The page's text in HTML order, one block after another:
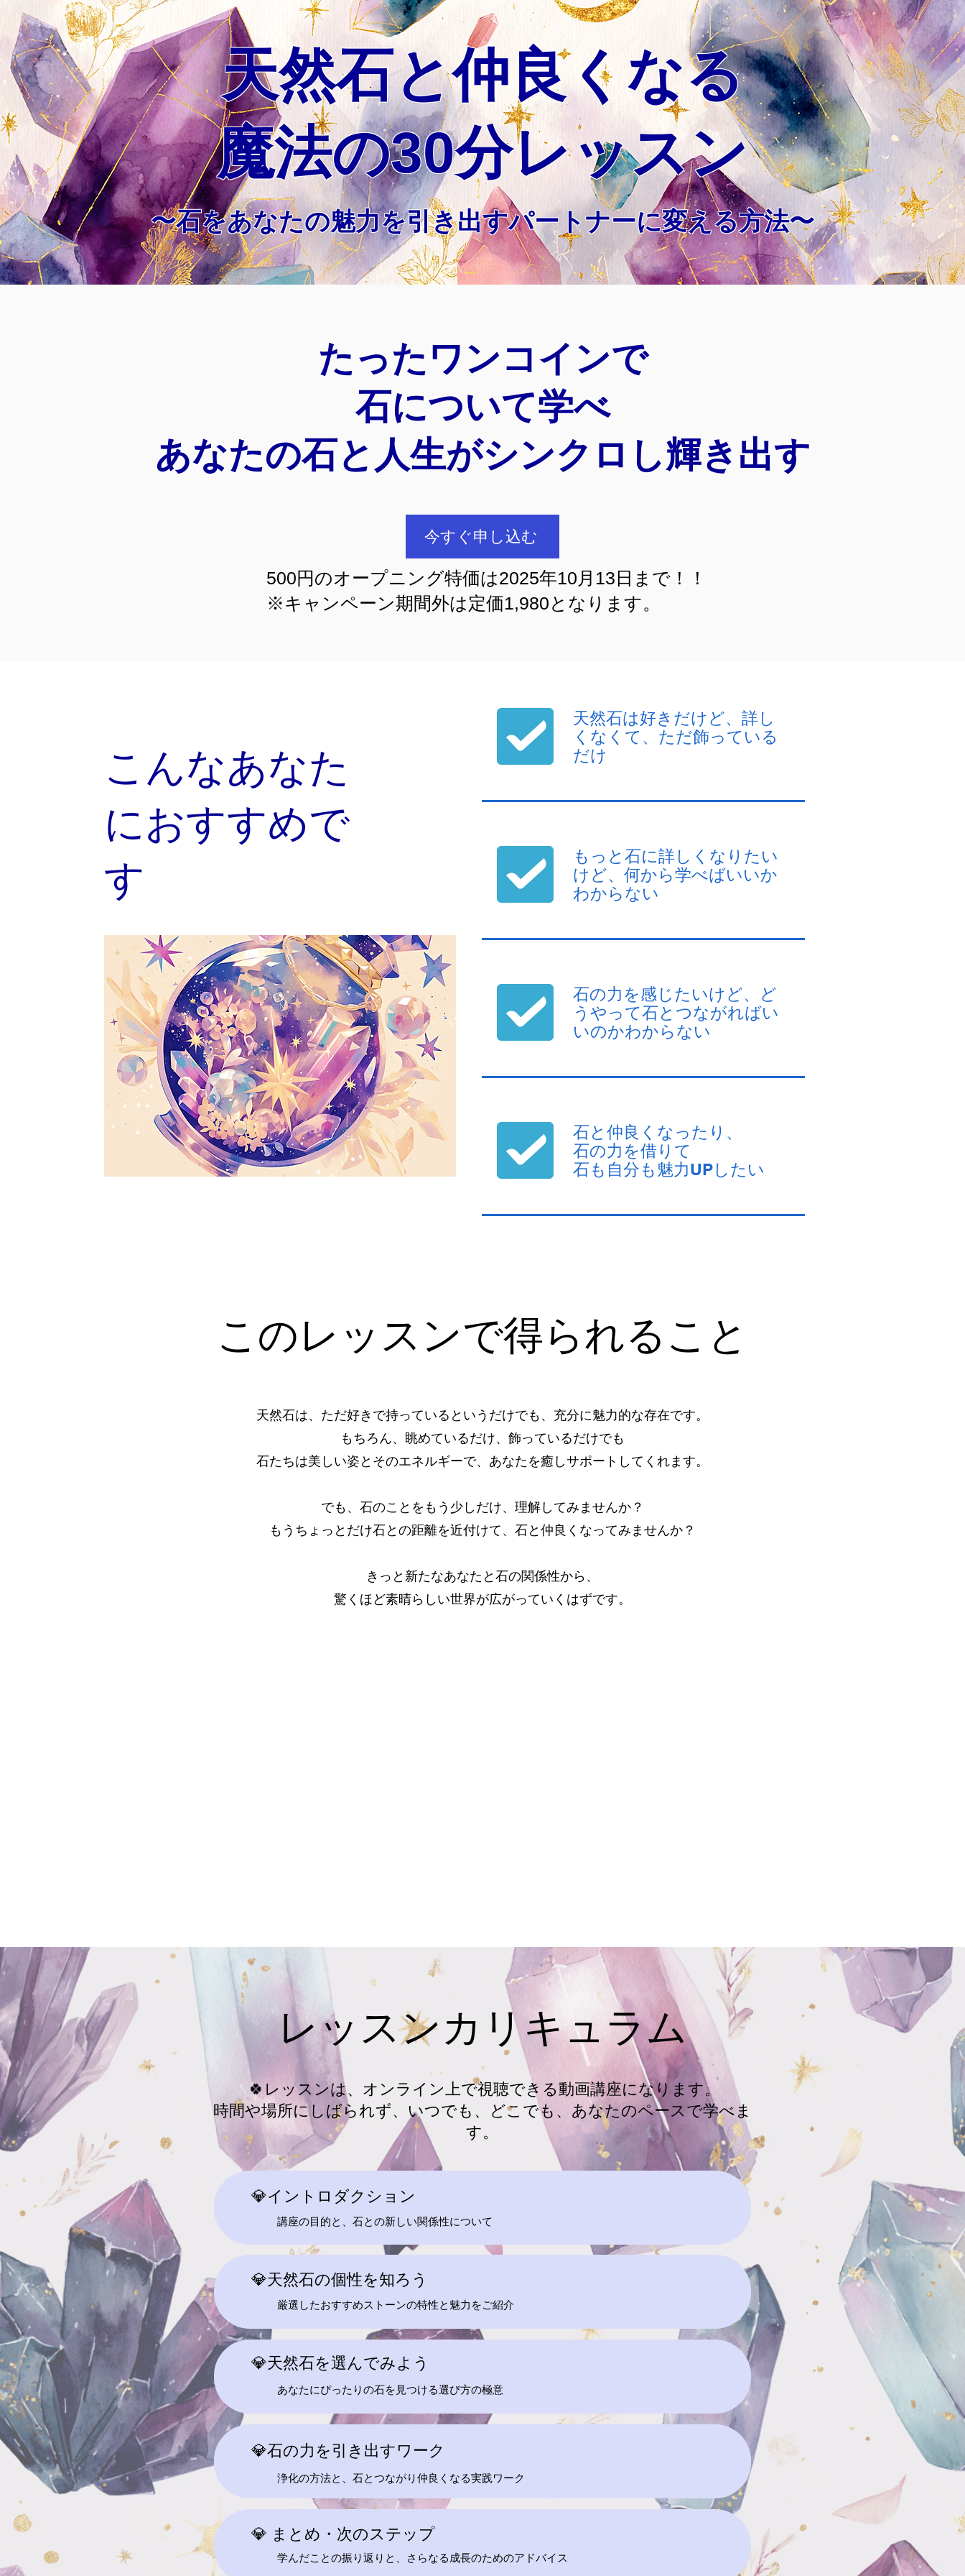
天然石と仲良くなる
魔法の30分レッスン
〜石をあなたの魅力を引き出すパートナーに変える方法〜
​たったワンコインで
石について学べ
あなたの石と人生がシンクロし輝き出す
今すぐ申し込む
500円のオープニング特価は2025年10月13日まで！！
​※キャンペーン期間外は定価1,980となります。
こんなあなた
におすすめで
す
天然石は好きだけど、詳し
くなくて、ただ飾っている
だけ
もっと石に詳しくなりたい
けど、何から学べばいいか
わからない
石の力を感じたいけど、ど
うやって石とつながればい
いのかわからない
石と仲良くなったり、
石の力を借りて
石も自分も魅力UPしたい
このレッスンで得られること
天然石は、ただ好きで持っているというだけでも、充分に魅力的な存在です。
もちろん、眺めているだけ、飾っているだけでも
石たちは美しい姿とそのエネルギーで、あなたを癒しサポートしてくれます。
でも、石のことをもう少しだけ、理解してみませんか？
もうちょっとだけ石との距離を近付けて、石と仲良くなってみませんか？
きっと新たなあなたと石の関係性から、
驚くほど素晴らしい世界が広がっていくはずです。
レッスンカリキュラム
🍀レッスンは、オンライン上で視聴できる動画講座になります。
時間や場所にしばられず、いつでも、どこでも、あなたのペースで学べま
す。
💎イントロダクション
講座の目的と、石との新しい関係性について
💎天然石の個性を知ろう
厳選したおすすめストーンの特性と魅力をご紹介
💎天然石を選んでみよう
あなたにぴったりの石を見つける選び方の極意
💎石の力を引き出すワーク
浄化の方法と、石とつながり仲良くなる実践ワーク
💎 まとめ・次のステップ
学んだことの振り返りと、さらなる成長のためのアドバイス